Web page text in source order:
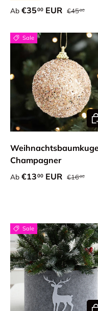
Verkaufspreis
Ab €3500 EUR Normaler
€4500
Sale
Champagner
Verkaufspreis
Ab €1300 EUR Normaler
€1600
Sale